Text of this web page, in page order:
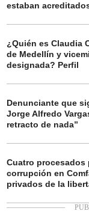
estaban
¿Quién es Claudia
de Medellín y
designada? Perfil
Denunciante que
Jorge Alfredo
retracto de nada”
Cuatro procesados
corrupción en
privados de la